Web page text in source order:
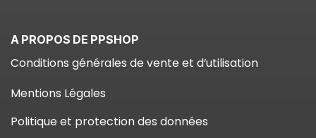
A PROPOS DE PPSHOP
Conditions générales de vente et d’utilisation
Mentions Légales
Politique et protection des données